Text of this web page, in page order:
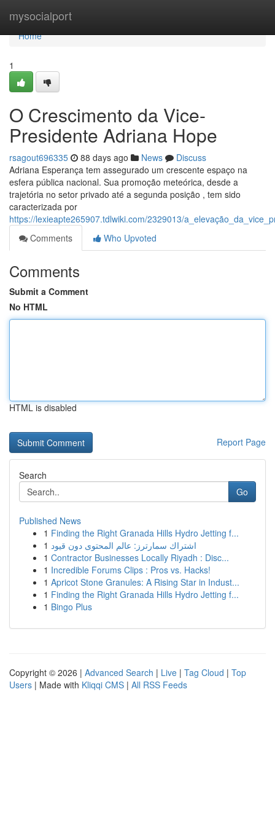
mysocialport
Home
Home
1
O Crescimento da Vice-
Presidente Adriana Hope
rsagout696335 88 days ago News
Discuss
Adriana Esperança tem assegurado um crescente espaço na
esfera pública nacional. Sua promoção meteórica, desde a
trajetória no setor privado até a segunda posição , tem sido
caracterizada por
https://lexieapte265907.tdlwiki.com/2329013/
Comments
Who Upvoted
Comments
Submit a Comment
No HTML
HTML is disabled
Report Page
Search
Go
Published News
1 Finding the Right Granada Hills Hydro Jetting f...
1 اشتراك سمارترز: عالم المحتوى دون قيود
1 Contractor Businesses Locally Riyadh : Disc...
1 Incredible Forums Clips : Pros vs. Hacks!
1 Apricot Stone Granules: A Rising Star in Indust...
1 Finding the Right Granada Hills Hydro Jetting f...
1 Bingo Plus
Copyright © 2026 | Advanced Search | Live | Tag Cloud | Top
Users | Made with Kliqqi CMS | All RSS Feeds